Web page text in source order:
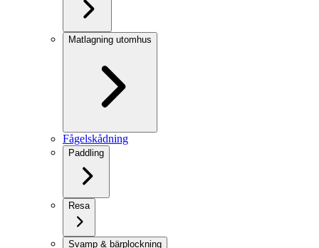
Matlagning utomhus
Fågelskådning
Paddling
Resa
Svamp & bärplockning